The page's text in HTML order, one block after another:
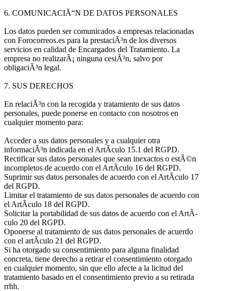
6. COMUNICACIÃ“N DE DATOS PERSONALES
Los datos pueden ser comunicados a empresas relacionadas
con Forocorreos.es para la prestaciÃ³n de los diversos
servicios en calidad de Encargados del Tratamiento. La
empresa no realizarÃ¡ ninguna cesiÃ³n, salvo por
obligaciÃ³n legal.
7. SUS DERECHOS
En relaciÃ³n con la recogida y tratamiento de sus datos
personales, puede ponerse en contacto con nosotros en
cualquier momento para:
Acceder a sus datos personales y a cualquier otra
informaciÃ³n indicada en el ArtÃ­culo 15.1 del RGPD.
Rectificar sus datos personales que sean inexactos o estÃ©n
incompletos de acuerdo con el ArtÃ­culo 16 del RGPD.
Suprimir sus datos personales de acuerdo con el ArtÃ­culo 17
del RGPD.
Limitar el tratamiento de sus datos personales de acuerdo con
el ArtÃ­culo 18 del RGPD.
Solicitar la portabilidad de sus datos de acuerdo con el ArtÃ­
culo 20 del RGPD.
Oponerse al tratamiento de sus datos personales de acuerdo
con el artÃ­culo 21 del RGPD.
Si ha otorgado su consentimiento para alguna finalidad
concreta, tiene derecho a retirar el consentimiento otorgado
en cualquier momento, sin que ello afecte a la licitud del
tratamiento basado en el consentimiento previo a su retirada
rrhh.